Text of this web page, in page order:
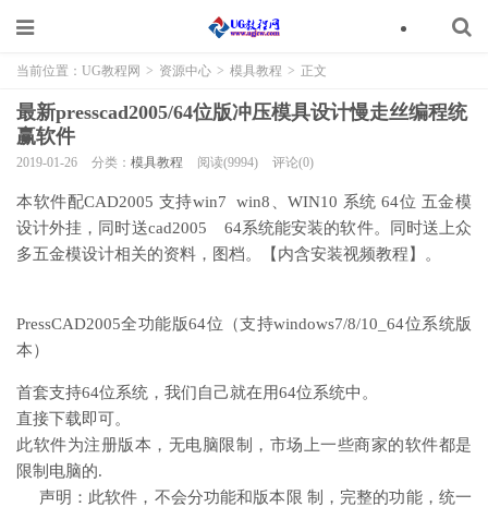
当前位置： UG教程网 > 资源中心 > 模具教程 > 正文
最新presscad2005/64位版冲压模具设计慢走丝编程统
赢软件
2019-01-26 分类： 模具教程 阅读(9994) 评论(0)
本软件配CAD2005 支持win7 win8、WIN10 系统 64位 五金模
设计外挂，同时送cad2005 64系统能安装的软件。同时送上众
多五金模设计相关的资料，图档。【内含安装视频教程】。
PressCAD2005全功能版64位（支持windows7/8/10_64位系统版
本）
首套支持64位系统，我们自己就在用64位系统中。
直接下载即可。
此软件为注册版本，无电脑限制，市场上一些商家的软件都是
限制电脑的.
声明：此软件，不会分功能和版本限 制，完整的功能，统一